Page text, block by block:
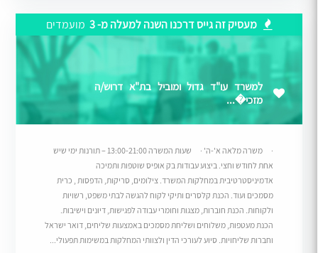
מעסיק זה גייס דרכנו השנה למעלה מ- 3 מועמדים
למשרד עו"ד גדול ומוביל בת"א דרוש/ה
מזכי�...
· משרה מלאה א'-ה' · שעות המשרה 13:00-21:00 – תורנות ימי שיש
אחת לחודש וחצי. ביצוע עבודות בק אופיס שוטפות ותמיכה
אדמיניסטרטיבית במחלקות המשרד. צילומים, סריקות, הדפסות , כרית
מסמכים ועוד. הכנת קלסרים ותיקי לקוח להגשה לבתי משפט, רשויות
ולקוחות. הכנת חוברות, מצגות וחומרי עבודה לפגישות, דיונים וישיבות.
הכנת מעטפות, משלוחים ושליחת מסמכים באמצעות שליחים, דואר ישראל
וחברות שליחויות. סיוע לעורכי הדין ולצוותי המחלקות במשימות תפעולי...